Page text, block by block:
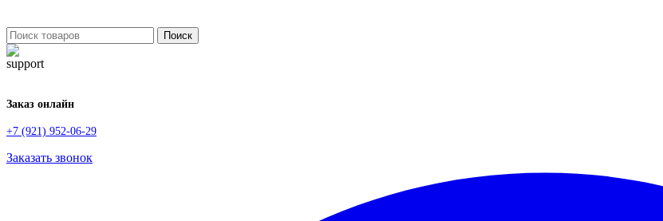
Поиск
Заказ онлайн
+7 (921) 952-06-29
Заказать звонок